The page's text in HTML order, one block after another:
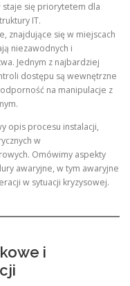
się priorytetem dla
IT.
znajdujące się w miejscach
niezawodnych i
Jednym z najbardziej
dostępu są wewnętrzne
na manipulacje z
opis procesu instalacji,
w
Omówimy aspekty
awaryjne, w tym awaryjne
w sytuacji kryzysowej.
i